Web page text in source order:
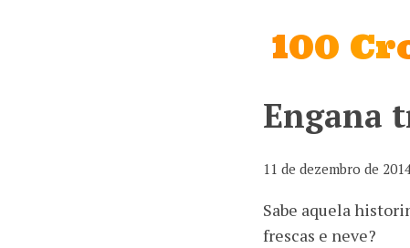
100
Engana
11 de dezembro de
Sabe aquela
frescas e neve?